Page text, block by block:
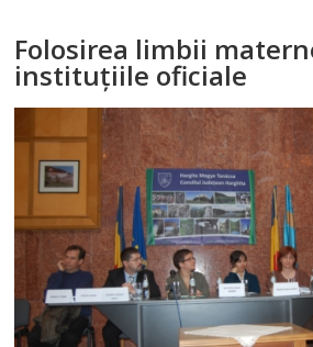
Folosirea limbii
instituţiile oficiale